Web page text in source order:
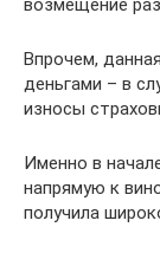
возмещение
Впрочем,
деньгами – в
износы
Именно в
напрямую к
получила